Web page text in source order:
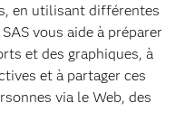
en utilisant différentes
vous aide à préparer
et des graphiques, à
et à partager ces
via le Web, des